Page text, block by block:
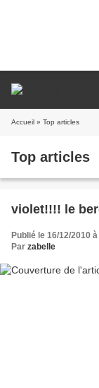
Accueil » Top articles
Top articles
violet!!!! le
Publié le 16/12/2010
Par zabelle